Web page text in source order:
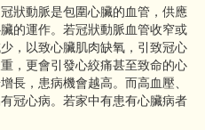
狀動脈是包圍心臟的血管，供應
的運作。若冠狀動脈血管收窄或
，以致心臟肌肉缺氧，引致冠心
，更會引發心絞痛甚至致命的心
長，患病機會越高。而高血壓、
冠心病。若家中有患有心臟病者